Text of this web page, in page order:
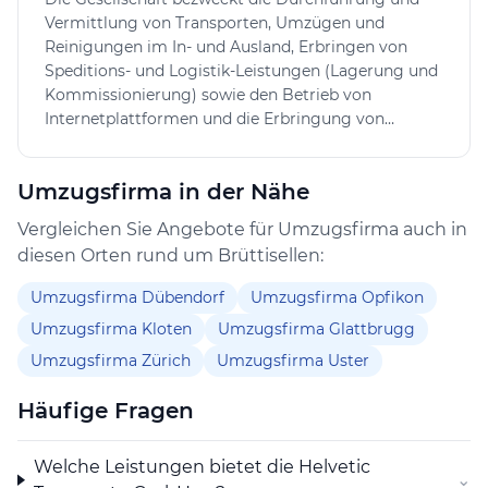
kommen gelegentlich vor, stehen jedoch nicht im
Vordergrund der Bewertungen.
Insgesamt bietet die Helvetic Transporte GmbH in der
Region rund um Brüttisellen eine logistische
Komplettlösung, die sowohl Speditionsleistungen als
auch Umzüge und Reinigungen umfasst. Die
Erfahrungen zeigen, dass Kunden hier vor allem auf
Pünktlichkeit und Zuverlässigkeit sowie einen
aufmerksamen Service zählen können.
Vermittlung von Transporten, Umzügen und
Reinigungen im In- und Ausland, Erbringen von
Speditions- und Logistik-Leistungen (Lagerung und
Kommissionierung) sowie den Betrieb von
Internetplattformen und die Erbringung von
Verkauf von Waren aller Art. Die Gesellschaft kann
im In- und Ausland errichten und sich an anderen
Unternehmen im In- und Ausland beteiligen sowie
alle Geschäfte tätigen, die direkt oder indirekt mit
ihrem Zweck in Zusammenhang stehen. Die
Gesellschaft kann im In- und Ausland
Grundeigentum erwerben, belasten, veräussern und
oder fremde Rechnung vornehmen sowie
Gesellschaften abgeben.
Umzugsfirma in der Nähe
Vergleichen Sie Angebote für Umzugsfirma auch in
diesen Orten rund um Brüttisellen:
Umzugsfirma Dübendorf
Umzugsfirma Opfikon
Umzugsfirma Kloten
Umzugsfirma Glattbrugg
Umzugsfirma Zürich
Umzugsfirma Uster
Häufige Fragen
Welche Leistungen bietet die Helvetic
⌄